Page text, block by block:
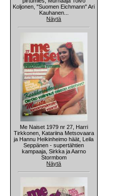
Koljonen, "Suomen Eichmann" Ari
Kauhanen...
Näytä
Me Naiset 1979 nr 27, Harri
Tirkkonen, Katariina Metsovaara
ja Hannu Heikinheimo häät, Leila
Seppänen - supertähtien
kampaaja, Sirkka ja Aarno
Stormbom
Näytä